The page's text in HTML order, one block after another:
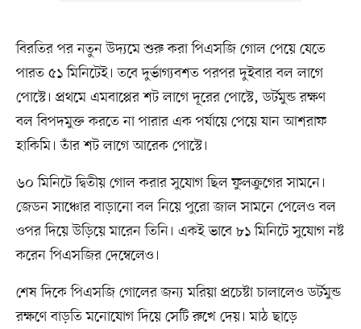
বিরতির পর নতুন উদ্যমে শুরু করা পিএসজি গোল পেয়ে যেতে
পারত ৫১ মিনিটেই। তবে দুর্ভাগ্যবশত পরপর দুইবার বল লাগে
পোস্টে। প্রথমে এমবাপ্পের শট লাগে দূরের পোস্টে, ডর্টমুন্ড রক্ষণ
বল বিপদমুক্ত করতে না পারার এক পর্যায়ে পেয়ে যান আশরাফ
হাকিমি। তাঁর শট লাগে আরেক পোস্টে।
৬০ মিনিটে দ্বিতীয় গোল করার সুযোগ ছিল ফুলক্রুগের সামনে।
জেডন সাঞ্চোর বাড়ানো বল নিয়ে পুরো জাল সামনে পেলেও বল
ওপর দিয়ে উড়িয়ে মারেন তিনি। একই ভাবে ৮১ মিনিটে সুযোগ নষ্ট
করেন পিএসজির দেম্বেলেও।
শেষ দিকে পিএসজি গোলের জন্য মরিয়া প্রচেষ্টা চালালেও ডর্টমুন্ড
রক্ষণে বাড়তি মনোযোগ দিয়ে সেটি রুখে দেয়। মাঠ ছাড়ে